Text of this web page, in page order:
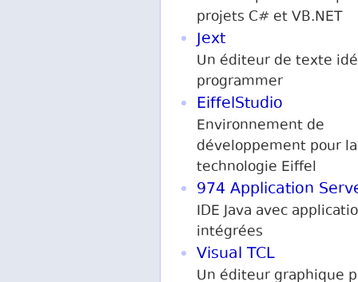
projets C# et VB.NET
Jext
Un éditeur de texte
programmer
EiffelStudio
Environnement de
développement pour la
technologie Eiffel
974 Application
IDE Java avec
intégrées
Visual TCL
Un éditeur graphique